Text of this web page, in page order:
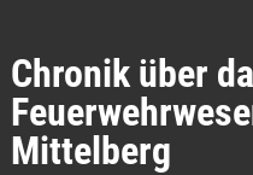
Chronik über
Mittelberg